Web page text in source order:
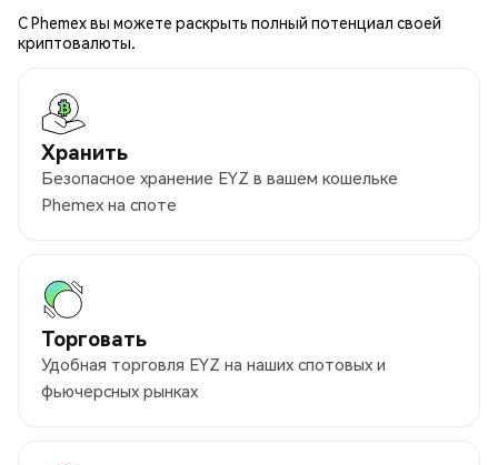
С Phemex вы можете раскрыть полный потенциал своей
криптовалюты.
Хранить
Безопасное хранение EYZ в вашем кошельке
Phemex на споте
Торговать
Удобная торговля EYZ на наших спотовых и
фьючерсных рынках